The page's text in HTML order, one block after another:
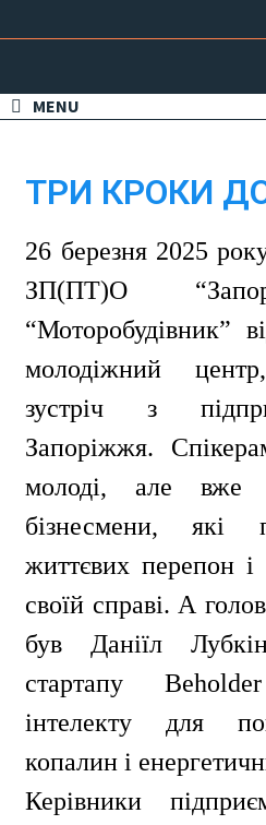
MENU
ТРИ КРОКИ
ㅤㅤ26 березня 2025
ЗП(ПТ)О
“Моторобудівник”
молодіжний
зустріч з
Запоріжжя.
молоді, але вже
бізнесмени, які
життєвих перепон і
своїй справі. А
був Даніїл
стартапу
інтелекту для
копалин і
ㅤㅤКерівники